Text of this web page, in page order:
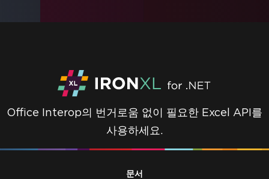
Office Interop의 번거로움 없이 필요한 Excel API를
사용하세요.
문서